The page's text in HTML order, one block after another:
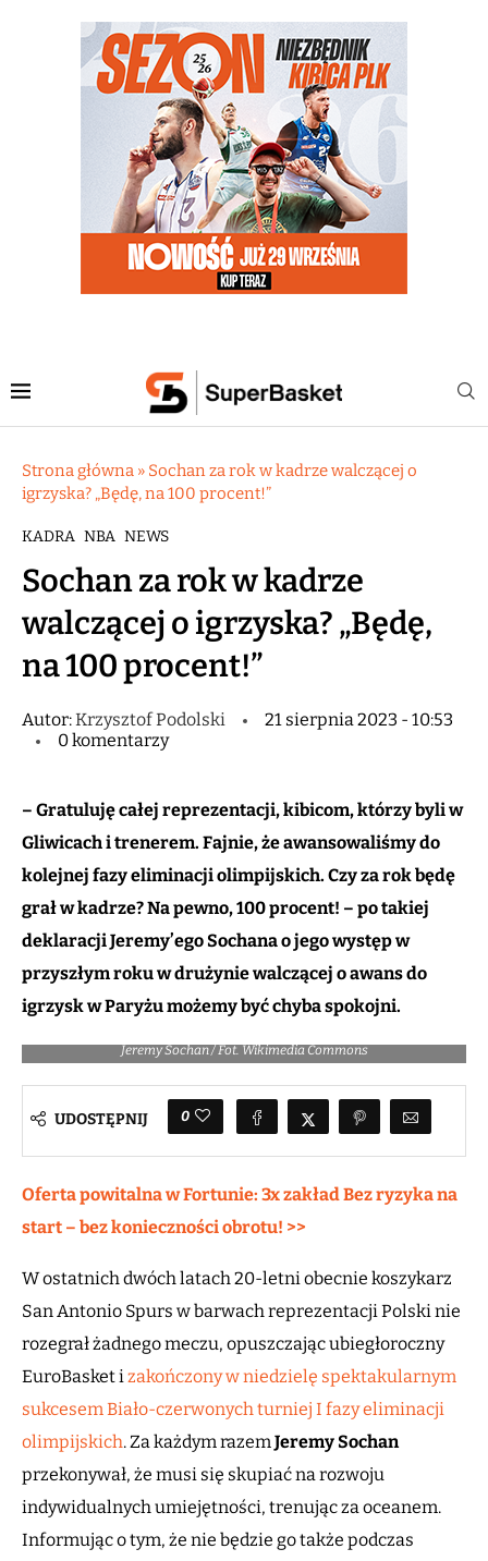
Strona główna » Sochan za rok w kadrze walczącej o
igrzyska? „Będę, na 100 procent!”
KADRA NBA NEWS
Sochan za rok w kadrze
walczącej o igrzyska? „Będę,
na 100 procent!”
Autor:Krzysztof Podolski
21 sierpnia 2023 - 10:53
0 komentarzy
– Gratuluję całej reprezentacji, kibicom, którzy byli w
Gliwicach i trenerem. Fajnie, że awansowaliśmy do
kolejnej fazy eliminacji olimpijskich. Czy za rok będę
grał w kadrze? Na pewno, 100 procent! – po takiej
deklaracji Jeremy’ego Sochana o jego występ w
przyszłym roku w drużynie walczącej o awans do
igrzysk w Paryżu możemy być chyba spokojni.
Jeremy Sochan / Fot. Wikimedia Commons
UDOSTĘPNIJ 0
Oferta powitalna w Fortunie: 3x zakład Bez ryzyka na
start – bez konieczności obrotu! >>
W ostatnich dwóch latach 20-letni obecnie koszykarz
San Antonio Spurs w barwach reprezentacji Polski nie
rozegrał żadnego meczu, opuszczając ubiegłoroczny
EuroBasket izakończony w niedzielę spektakularnym
sukcesem Biało-czerwonych turniej I fazy eliminacji
olimpijskich. Za każdym razemJeremy Sochan
przekonywał, że musi się skupiać na rozwoju
indywidualnych umiejętności, trenując za oceanem.
Informując o tym, że nie będzie go także podczas